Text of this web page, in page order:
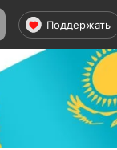
Поддержать